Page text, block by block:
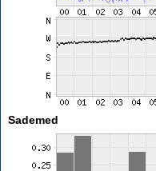
Sademed